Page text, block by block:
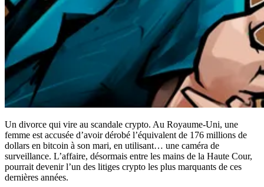
Un divorce qui vire au scandale crypto. Au Royaume-Uni, une
femme est accusée d’avoir dérobé l’équivalent de 176 millions de
dollars en bitcoin à son mari, en utilisant… une caméra de
surveillance. L’affaire, désormais entre les mains de la Haute Cour,
pourrait devenir l’un des litiges crypto les plus marquants de ces
dernières années.